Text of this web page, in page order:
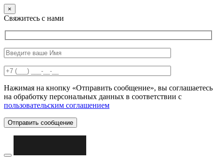
×
Свяжитесь с нами
Нажимая на кнопку «Отправить сообщение», вы соглашаетесь
на обработку персональных данных в соответствии с
пользовательским соглашением
Отправить сообщение